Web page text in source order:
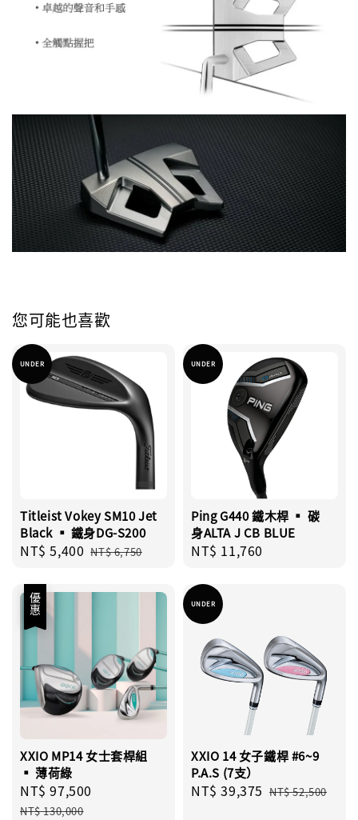
您可能也喜歡
UNDER
Titleist Vokey SM10 Jet
Black ▪︎ 鐵身DG-S200
Sale
NT$ 5,400 Regular
NT$ 6,750
UNDER
Ping G440 鐵木桿 ▪︎ 碳
身ALTA J CB BLUE
Regular
NT$ 11,760
優惠
XXIO MP14 女士套桿組
▪︎ 薄荷綠
Sale
price
NT$ 97,500
NT$ 130,000
UNDER
XXIO 14 女子鐵桿 #6~9
P.A.S (7支）
Sale
NT$ 39,375 Regular
NT$ 52,500